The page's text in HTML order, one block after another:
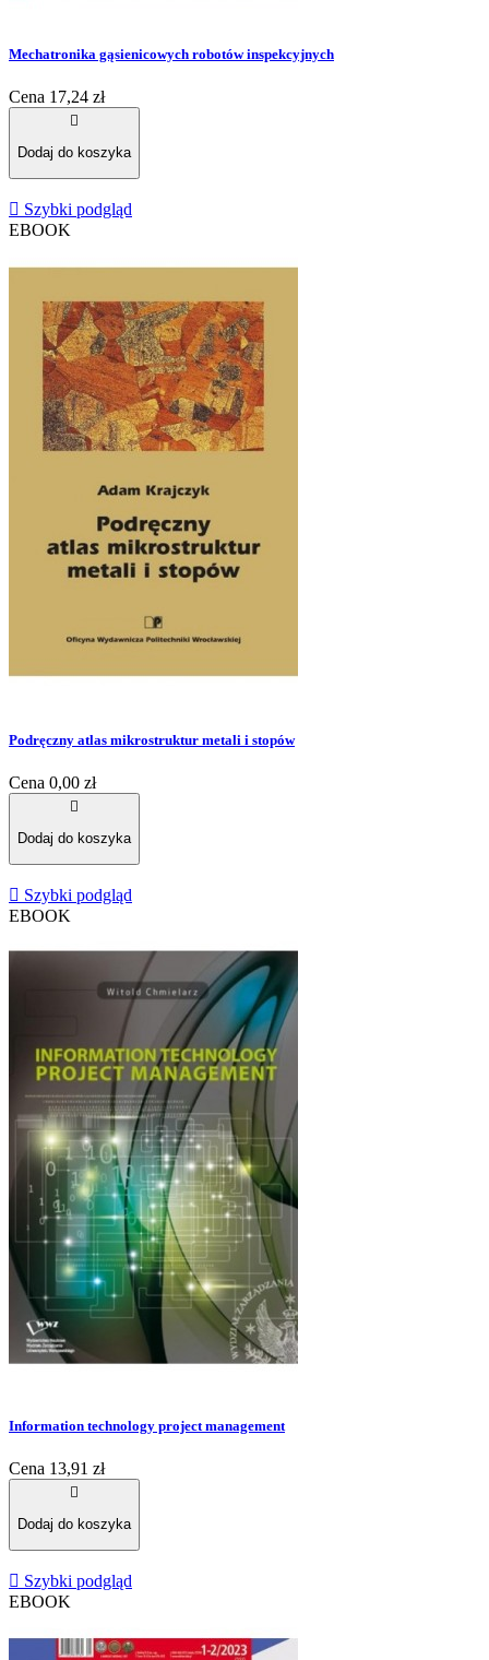
Mechatronika gąsienicowych robotów inspekcyjnych
Cena 17,24 zł

Dodaj do koszyka
 Szybki podgląd
EBOOK
Podręczny atlas mikrostruktur metali i stopów
Cena 0,00 zł

Dodaj do koszyka
 Szybki podgląd
EBOOK
Information technology project management
Cena 13,91 zł

Dodaj do koszyka
 Szybki podgląd
EBOOK